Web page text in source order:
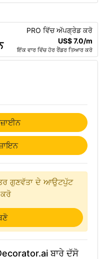
PRO ਵਿੱਚ ਅੱਪਗ੍ਰੇਡ ਕਰੋ
US$ 7.0/m
ਇੱਕ ਵਾਰ ਵਿੱਚ ਹੋਰ ਰੈਂਡਰ ਤਿਆਰ ਕਰੋ
ਗੁਣਵੱਤਾ ਦੇ ਆਉਟਪੁੱਟ
ਬਾਰੇ ਦੱਸੋ